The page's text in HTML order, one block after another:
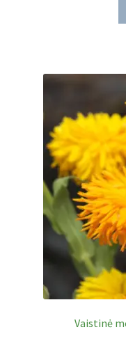
Vaistinė